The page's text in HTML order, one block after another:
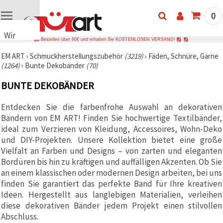
Wir
Cookies
🍪 Wir
Cookies
ähnliche
Technologien,
um das
ordnungsgemäße
Funktionieren
der Website
sicherzustellen,
Ihr
Nutzungserlebnis
zu
verbessern
und, mit
Ihrer
Einwilligung,
den
0
Bestellen über 80€ und erhalten Sie KOSTENLOSEN VERSAND!
EM ART › Schmuckherstellungszubehör (3219)› Fäden, Schnüre, Garne
(1264)› Bunte Dekobänder (70)
BUNTE DEKOBÄNDER
Entdecken Sie die farbenfrohe Auswahl an dekorativen
Bändern von EM ART! Finden Sie hochwertige Textilbänder,
ideal zum Verzieren von Kleidung, Accessoires, Wohn-Deko
und DIY-Projekten. Unsere Kollektion bietet eine große
Vielfalt an Farben und Designs – von zarten und eleganten
Bordüren bis hin zu kräftigen und auffälligen Akzenten. Ob Sie
an einem klassischen oder modernen Design arbeiten, bei uns
finden Sie garantiert das perfekte Band für Ihre kreativen
Ideen. Hergestellt aus langlebigen Materialien, verleihen
diese dekorativen Bänder jedem Projekt einen stilvollen
Abschluss.